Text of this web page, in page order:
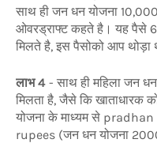
साथ ही जन धन योजना
ओवरड्राफ्ट कहते है। यह पैसे 6
मिलते है, इस पैसोको आप
लाभ 4 - साथ ही महिला जन
मिलता है, जैसे कि खाताधारक
योजना के माध्यम से
rupees (जन धन योजना